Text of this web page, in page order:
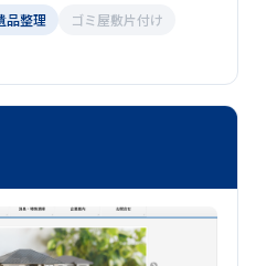
品整理
ゴミ屋敷片付け